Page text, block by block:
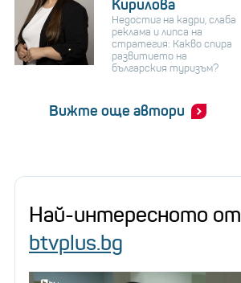
Кирилова
Недостиг на кадри, слаба
реклама и липса на
стратегия: Какво спира
развитието на
българския туризъм?
Вижте още автори
Най-интересното от
btvplus.bg